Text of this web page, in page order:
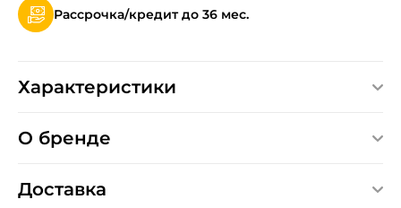
Рассрочка/кредит до 36 мес.
Характеристики
О бренде
Доставка